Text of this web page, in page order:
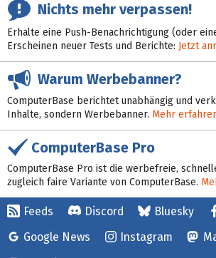
Nichts mehr verpassen!
Erhalte eine Push-Benachrichtigung (oder
Erscheinen neuer Tests und Berichte: Jetzt
Warum Werbebanner?
ComputerBase berichtet unabhängig und
Inhalte, sondern Werbebanner. Mehr
ComputerBase Pro
ComputerBase Pro ist die werbefreie,
zugleich faire Variante von ComputerBase.
Feeds Discord Bluesky
Google News
Instagram